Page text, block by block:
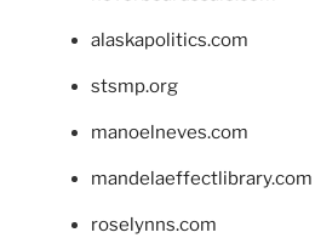
alaskapolitics.com
stsmp.org
manoelneves.com
mandelaeffectlibrary.com
roselynns.com